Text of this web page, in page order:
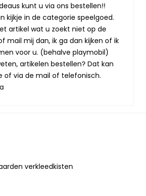
kunt u via ons bestellen!!
kijkje in de categorie speelgoed.
artikel wat u zoekt niet op de
mail mij dan, ik ga dan kijken of ik
voor u. (behalve playmobil)
artikelen bestellen? Dat kan
of via de mail of telefonisch.
verkleedkisten